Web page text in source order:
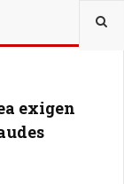
exigen